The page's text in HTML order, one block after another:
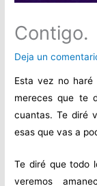
Contigo.
Deja un
Esta vez no
mereces que te
cuantas. Te diré
esas que vas a
Te diré que todo
veremos